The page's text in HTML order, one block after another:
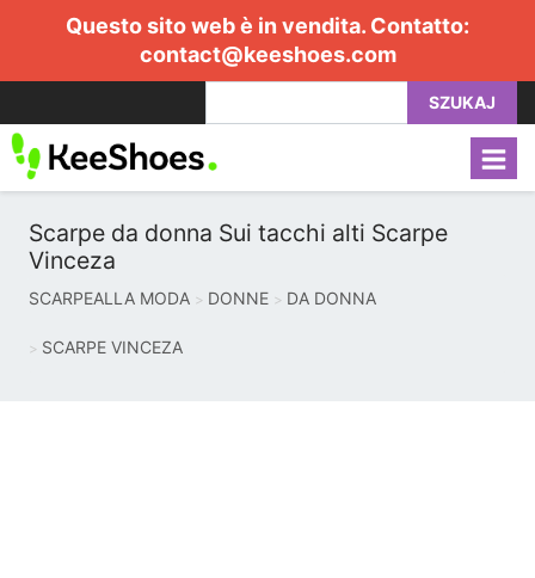
Questo sito web è in vendita. Contatto:
contact@keeshoes.com
SZUKAJ
Scarpe da donna Sui tacchi alti Scarpe
Vinceza
SCARPEALLA MODA DONNE DA DONNA
SCARPE VINCEZA